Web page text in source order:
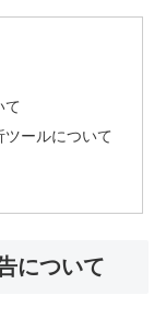
て
ールについて
について